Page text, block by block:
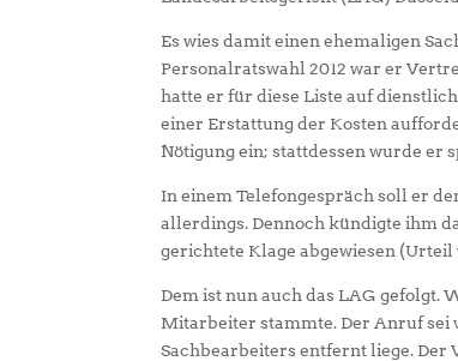
Es wies damit einen ehemaligen
Personalratswahl 2012 war er
hatte er für diese Liste auf
einer Erstattung der Kosten
Nötigung ein; stattdessen wurde er
In einem Telefongespräch soll er
allerdings. Dennoch kündigte ihm
gerichtete Klage abgewiesen (Urteil
Dem ist nun auch das LAG gefolgt.
Mitarbeiter stammte. Der Anruf sei
Sachbearbeiters entfernt liege. Der